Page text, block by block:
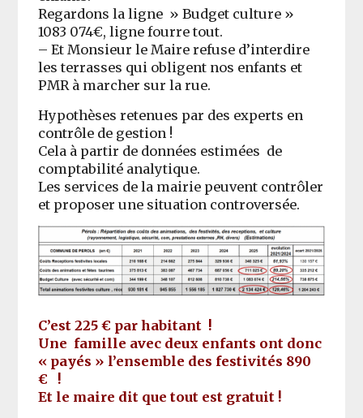
Regardons la ligne » Budget culture »
1083 074€, ligne fourre tout.
– Et Monsieur le Maire refuse d’interdire
les terrasses qui obligent nos enfants et
PMR à marcher sur la rue.
Hypothèses retenues par des experts en
contrôle de gestion !
Cela à partir de données estimées de
comptabilité analytique.
Les services de la mairie peuvent contrôler
et proposer une situation controversée.
C’est 225 € par habitant !
Une famille avec deux enfants ont donc
« payés » l’ensemble des festivités 890
€ !
Et le maire dit que tout est gratuit !